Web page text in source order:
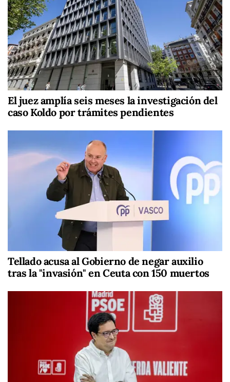
El juez amplía seis meses la investigación del
caso Koldo por trámites pendientes
Tellado acusa al Gobierno de negar auxilio
tras la "invasión" en Ceuta con 150 muertos